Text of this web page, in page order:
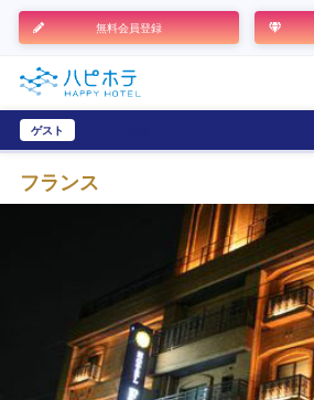
無料会員登録
ゲスト
フランス